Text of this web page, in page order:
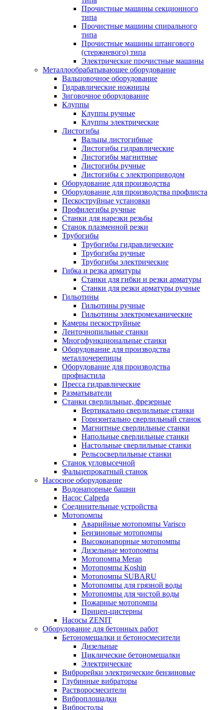
Прочистные машины секционного
типа
Прочистные машины спирального
типа
Прочистные машины штангового
(стержневого) типа
Электрические прочистные машины
Металлообрабатывающее оборудование
Вальцовочное оборудование
Гидравлические ножницы
Зиговочное оборудование
Клуппы
Клуппы ручные
Клуппы электрические
Листогибы
Вальцы листогибные
Листогибы гидравлические
Листогибы магнитные
Листогибы ручные
Листогибы с электроприводом
Оборудование для производства
Оборудование для производства профлиста
Пескоструйные установки
Профилегибы ручные
Станки для нарезки резьбы
Станок плазменной резки
Трубогибы
Трубогибы гидравлические
Трубогибы ручные
Трубогибы электрические
Гибка и резка арматуры
Станки для гибки и резки арматуры
Станки для резки арматуры ручные
Гильотины
Гильотины ручные
Гильотины электромеханические
Камеры пескоструйные
Ленточнопильные станки
Многофункциональные станки
Оборудование для производства
металлочерепицы
Оборудование для производства
профнастила
Пресса гидравлические
Разматыватели
Станки сверлильные, фрезерные
Вертикально сверлильные станки
Горизонтально сверлильный станок
Магнитные сверлильные станки
Напольные сверлильные станки
Настольные сверлильные станки
Рельсосверлильные станки
Станок угловысечной
Фальцепрокатный станок
Насосное оборудование
Водонапорные башни
Насос Calpeda
Соединительные устройства
Мотопомпы
Аварийные мотопомпы Varisco
Бензиновые мотопомпы
Высоконапорные мотопомпы
Дизельные мотопомпы
Мотопомпа Meran
Мотопомпы Koshin
Мотопомпы SUBARU
Мотопомпы для грязной воды
Мотопомпы для чистой воды
Пожарные мотопомпы
Прицеп-цистерны
Насосы ZENIT
Оборудование для бетонных работ
Бетономешалки и бетоносмесители
Дизельные
Циклические бетономешалки
Электрические
Виброрейки электрические бензиновые
Глубинные вибраторы
Растворосмесители
Виброплощадки
Вибростолы